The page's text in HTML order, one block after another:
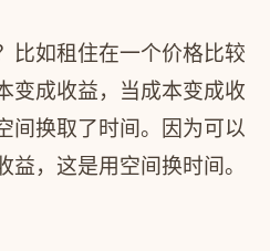
比如租住在一个价格比较
变成收益，当成本变成收
间换取了时间。因为可以
，这是用空间换时间。